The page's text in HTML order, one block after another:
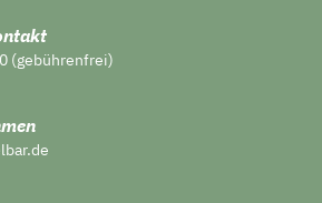
(gebührenfrei)